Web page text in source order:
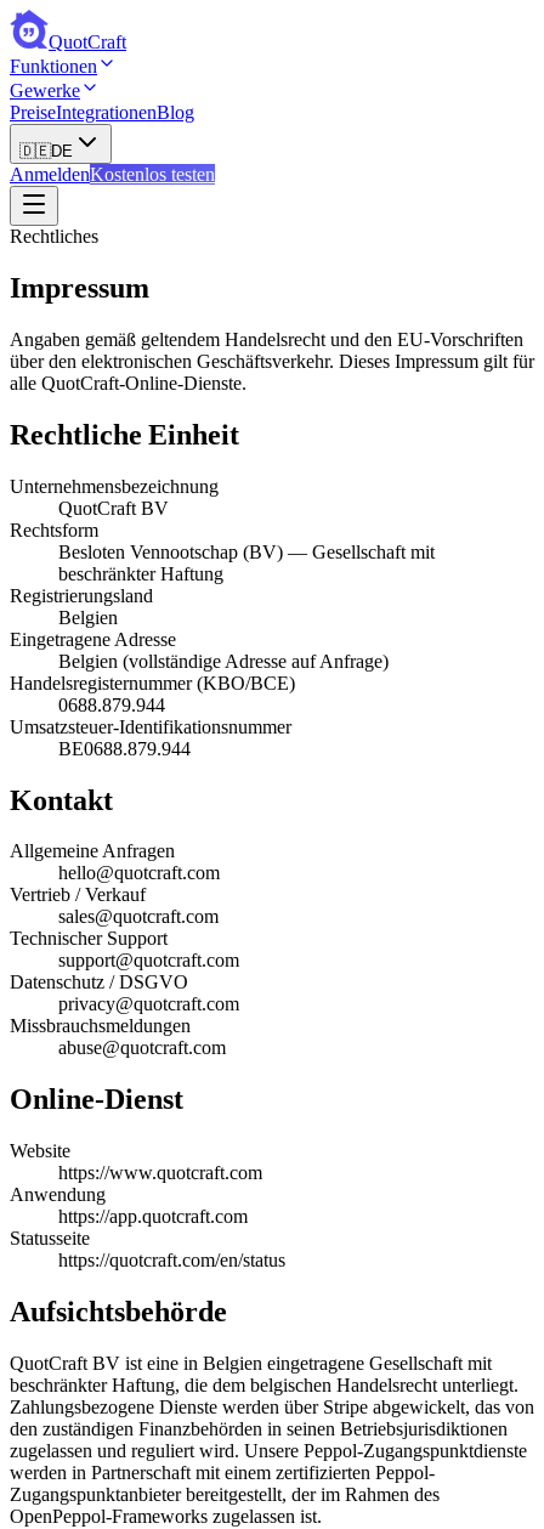
QuotCraft
Funktionen
Gewerke
PreiseIntegrationenBlog
🇩🇪DE
AnmeldenKostenlos testen
Rechtliches
Impressum
Angaben gemäß geltendem Handelsrecht und den EU-Vorschriften
über den elektronischen Geschäftsverkehr. Dieses Impressum gilt für
alle QuotCraft-Online-Dienste.
Rechtliche Einheit
Unternehmensbezeichnung
QuotCraft BV
Rechtsform
Besloten Vennootschap (BV) — Gesellschaft mit
beschränkter Haftung
Registrierungsland
Belgien
Eingetragene Adresse
Belgien (vollständige Adresse auf Anfrage)
Handelsregisternummer (KBO/BCE)
0688.879.944
Umsatzsteuer-Identifikationsnummer
BE0688.879.944
Kontakt
Allgemeine Anfragen
hello@quotcraft.com
Vertrieb / Verkauf
sales@quotcraft.com
Technischer Support
support@quotcraft.com
Datenschutz / DSGVO
privacy@quotcraft.com
Missbrauchsmeldungen
abuse@quotcraft.com
Online-Dienst
Website
https://www.quotcraft.com
Anwendung
https://app.quotcraft.com
Statusseite
https://quotcraft.com/en/status
Aufsichtsbehörde
QuotCraft BV ist eine in Belgien eingetragene Gesellschaft mit
beschränkter Haftung, die dem belgischen Handelsrecht unterliegt.
Zahlungsbezogene Dienste werden über Stripe abgewickelt, das von
den zuständigen Finanzbehörden in seinen Betriebsjurisdiktionen
zugelassen und reguliert wird. Unsere Peppol-Zugangspunktdienste
werden in Partnerschaft mit einem zertifizierten Peppol-
Zugangspunktanbieter bereitgestellt, der im Rahmen des
OpenPeppol-Frameworks zugelassen ist.